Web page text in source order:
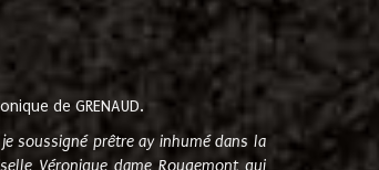
de GRENAUD.
soussigné prêtre ay inhumé dans la
Véronique dame Rougemont qui